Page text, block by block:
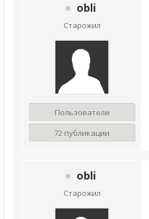
obli
Старожил
Пользователи
72 публикации
obli
Старожил